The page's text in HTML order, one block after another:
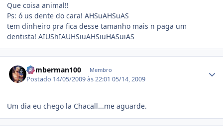
Que coisa animal!!
Ps: ó us dente do cara! AHSuAHSuAS
tem dinheiro pra fica desse tamanho mais n paga um
dentista! AIUShIAUHSiuAHSiuHASuiAS
bomberman100 Membro
Postado 14/05/2009 às 22:0105/14, 2009
Um dia eu chego la Chacall...me aguarde.